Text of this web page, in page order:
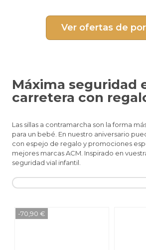
Portabebés
Fidella Fusion
Baby
139,95 €
Fidella
Fusion
Toddler
Ver ofertas de
Máxima seguridad
carretera con
Las sillas a contramarcha son la forma
para un bebé. En nuestro aniversario
con espejo de regalo y promociones
mejores marcas ACM. Inspirado en
seguridad vial infantil.
-70,90 €